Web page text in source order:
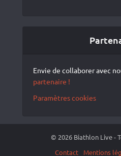
Envie de collaborer avec
partenaire !
Paramètres cookies
© 2026 Biathlon Live -
Contact
Mentions